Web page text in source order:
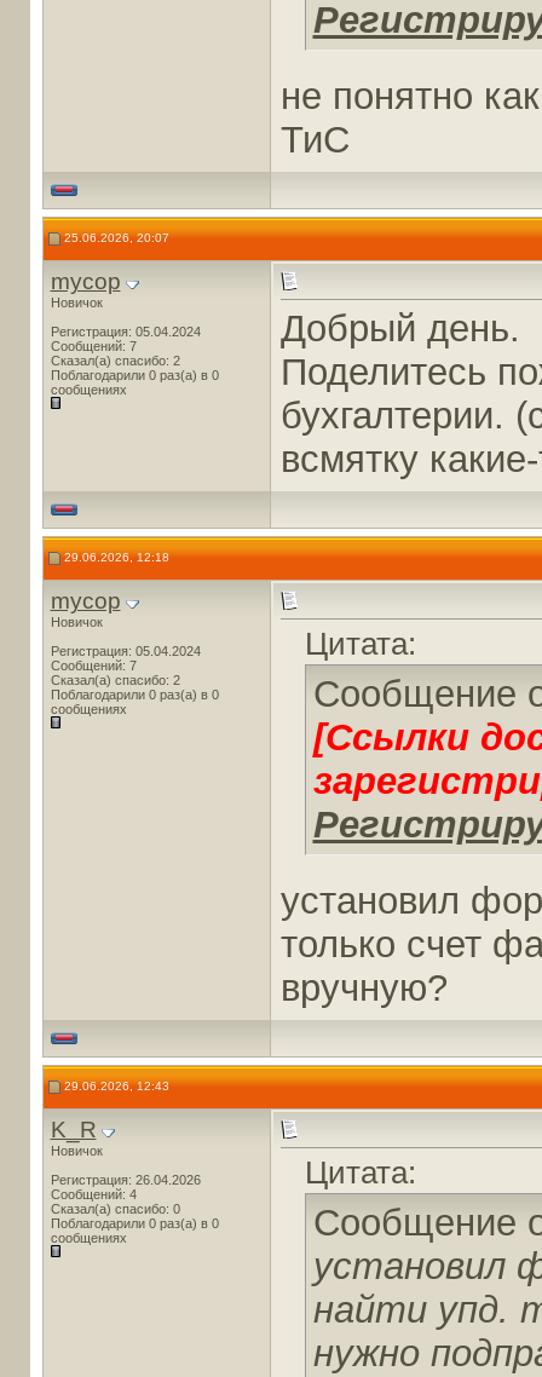
не понятно
ТиС
25.06.2026, 20:07
mycop
Новичок
Регистрация: 05.04.2024
Сообщений: 7
Сказал(а) спасибо: 2
Поблагодарили 0 раз(а) в 0
сообщениях
Добрый день.
Поделитесь
бухгалтерии.
всмятку
29.06.2026, 12:18
mycop
Новичок
Регистрация: 05.04.2024
Сообщений: 7
Сказал(а) спасибо: 2
Поблагодарили 0 раз(а) в 0
сообщениях
Цитата:
Сообщение
[Ссылки
установил
только счет
вручную?
29.06.2026, 12:43
K_R
Новичок
Регистрация: 26.04.2026
Сообщений: 4
Сказал(а) спасибо: 0
Поблагодарили 0 раз(а) в 0
сообщениях
Цитата:
Сообщение
установил
найти упд.
нужно